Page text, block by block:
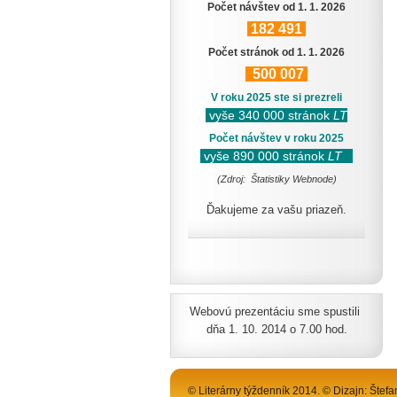
Počet návštev od 1. 1. 2026
182 491
Počet stránok od 1. 1. 2026
500 007
V roku 2025 ste si prezreli
vyše 340 000 stránok LT
Počet návštev v roku 2025
vyše 890 000 stránok LT
(Zdroj: Štatistiky Webnode)
Ďakujeme za vašu priazeň.
Webovú prezentáciu sme spustili
dňa 1. 10. 2014 o 7.00 hod.
© Literárny týždenník 2014. © Dizajn: